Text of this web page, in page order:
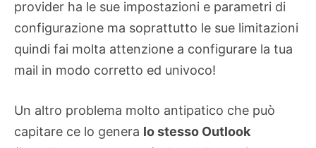
provider ha le sue impostazioni e parametri di
configurazione ma soprattutto le sue limitazioni
quindi fai molta attenzione a configurare la tua
mail in modo corretto ed univoco!
Un altro problema molto antipatico che può
capitare ce lo genera lo stesso Outlook